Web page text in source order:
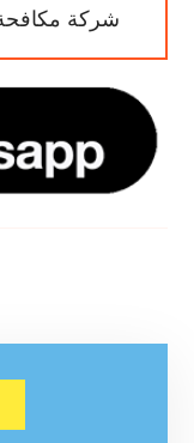
شركة مكافحة